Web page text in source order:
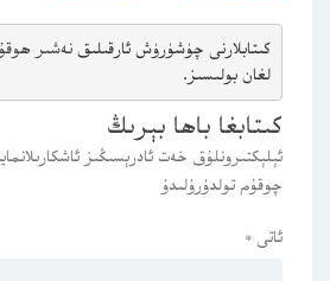
كىتابلارنى چۈشۈرۈش ئارقىلىق نەشىر
لغان بولىسىز.
كىتابغا باھا بېرىڭ
ئېلېكتىرونلۇق خەت ئادرېسىڭىز
چوقۇم تولدۇرۇلىدۇ
ئاتى *